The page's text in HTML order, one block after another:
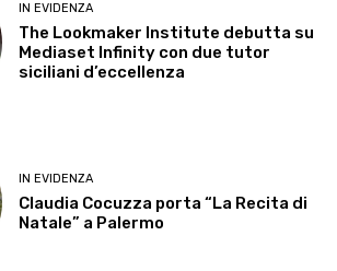
IN EVIDENZA
The Lookmaker Institute debutta su
Mediaset Infinity con due tutor
siciliani d’eccellenza
IN EVIDENZA
Claudia Cocuzza porta “La Recita di
Natale” a Palermo